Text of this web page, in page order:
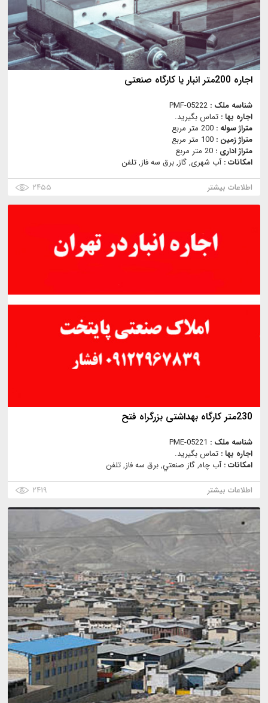
اجاره 200متر انبار یا کارگاه صنعتی
شناسه ملک : PMF-05222
اجاره بها : تماس بگیرید.
متراژ سوله : 200 متر مربع
متراژ زمین : 100 متر مربع
متراژ اداری : 20 متر مربع
امکانات :آب شهری, گاز, برق سه فاز, تلفن
اطلاعات بیشتر
۲۴۵۵
230متر کارگاه بهداشتی بزرگراه فتح
شناسه ملک : PME-05221
اجاره بها : تماس بگیرید.
امکانات :آب چاه, گاز صنعتي, برق سه فاز, تلفن
اطلاعات بیشتر
۲۴۱۹